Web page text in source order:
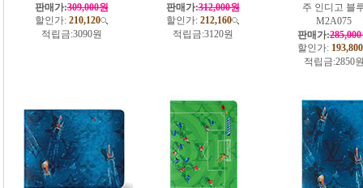
판매가:309,000원
할인가: 210,120
적립금:3090원
판매가:312,000원
할인가: 212,160
적립금:3120원
주 인디고 블
M2A075
판매가:
할인가: 193,800
적립금:2850